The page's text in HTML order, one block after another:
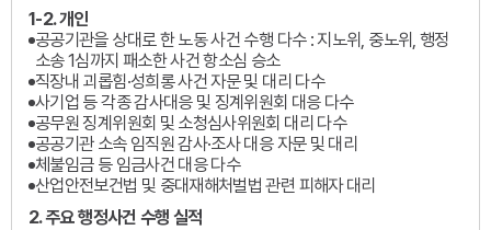
1-2. 개인
공공기관을 상대로 한 노동 사건 수행 다수 : 지노위, 중노위, 행정
소송 1심까지 패소한 사건 항소심 승소
직장내 괴롭힘·성희롱 사건 자문 및 대리 다수
사기업 등 각종 감사대응 및 징계위원회 대응 다수
공무원 징계위원회 및 소청심사위원회 대리 다수
공공기관 소속 임직원 감사·조사 대응 자문 및 대리
체불임금 등 임금사건 대응 다수
산업안전보건법 및 중대재해처벌법 관련 피해자 대리
2. 주요 행정사건 수행 실적